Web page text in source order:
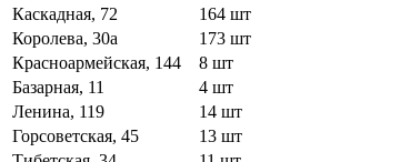
Каскадная, 72
164 шт
Королева, 30а
173 шт
Красноармейская, 144
8 шт
Базарная, 11
4 шт
Ленина, 119
14 шт
Горсоветская, 45
13 шт